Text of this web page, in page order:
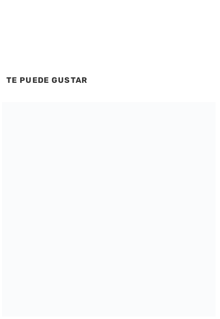
TE PUEDE GUSTAR